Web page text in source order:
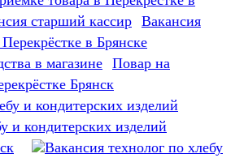
Вакансия
в Брянске
Повар на
Брянск
и кондитерских изделий